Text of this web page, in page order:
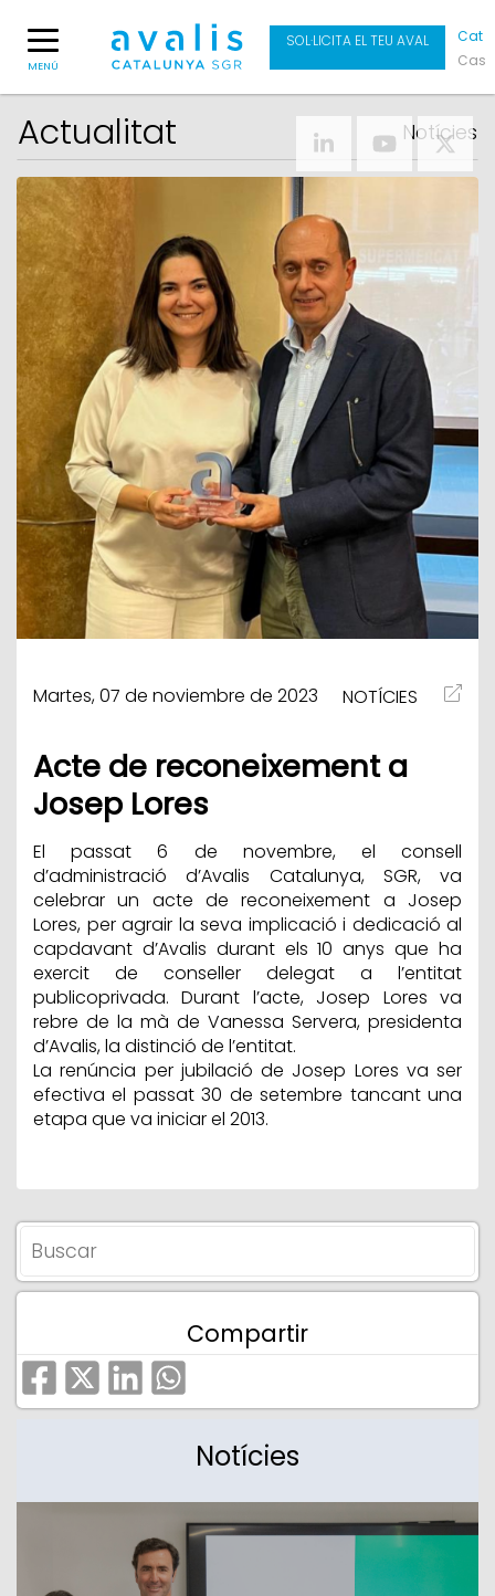
MENÚ
SOL·LICITA EL TEU AVAL
Cat
Cas
Actualitat Notícies
Martes, 07 de noviembre de 2023 NOTÍCIES
Acte de reconeixement a
Josep Lores
El passat 6 de novembre, el consell
d’administració d’Avalis Catalunya, SGR, va
celebrar un acte de reconeixement a Josep
Lores, per agrair la seva implicació i dedicació al
capdavant d’Avalis durant els 10 anys que ha
exercit de conseller delegat a l’entitat
publicoprivada. Durant l’acte, Josep Lores va
rebre de la mà de Vanessa Servera, presidenta
d’Avalis, la distinció de l’entitat.
La renúncia per jubilació de Josep Lores va ser
efectiva el passat 30 de setembre tancant una
etapa que va iniciar el 2013.
Compartir
Notícies